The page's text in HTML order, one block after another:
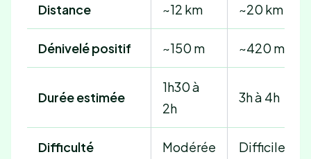
Distance ~12 km ~20 km
Dénivelé positif ~150 m ~420 m
Durée estimée
1h30 à
2h
3h à 4h
Difficulté Modérée Difficile